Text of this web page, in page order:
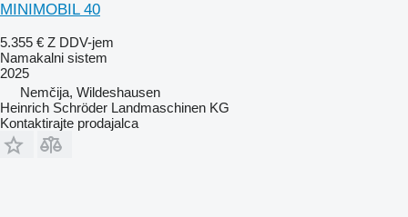
MINIMOBIL 40
5.355 € Z DDV-jem
Namakalni sistem
2025
Nemčija, Wildeshausen
Heinrich Schröder Landmaschinen KG
Kontaktirajte prodajalca